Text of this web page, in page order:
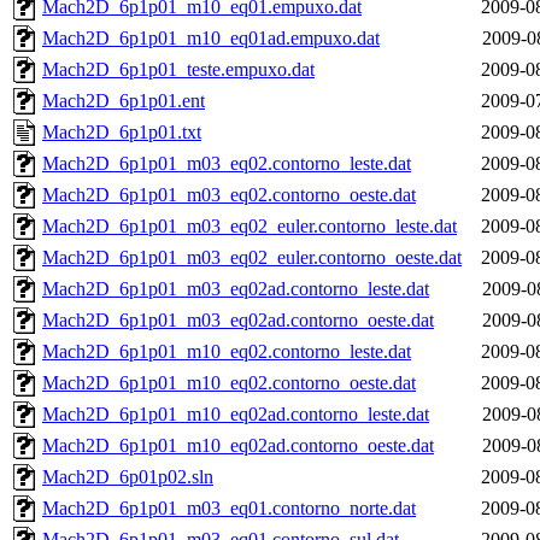
Mach2D_6p1p01_m10_eq01.empuxo.dat
2009-
Mach2D_6p1p01_m10_eq01ad.empuxo.dat
2009-
Mach2D_6p1p01_teste.empuxo.dat
2009-
Mach2D_6p1p01.ent
2009-
Mach2D_6p1p01.txt
2009-
Mach2D_6p1p01_m03_eq02.contorno_leste.dat
2009-
Mach2D_6p1p01_m03_eq02.contorno_oeste.dat
2009-
Mach2D_6p1p01_m03_eq02_euler.contorno_leste.dat
2009-
Mach2D_6p1p01_m03_eq02_euler.contorno_oeste.dat
2009-
Mach2D_6p1p01_m03_eq02ad.contorno_leste.dat
2009-
Mach2D_6p1p01_m03_eq02ad.contorno_oeste.dat
2009-
Mach2D_6p1p01_m10_eq02.contorno_leste.dat
2009-
Mach2D_6p1p01_m10_eq02.contorno_oeste.dat
2009-
Mach2D_6p1p01_m10_eq02ad.contorno_leste.dat
2009-
Mach2D_6p1p01_m10_eq02ad.contorno_oeste.dat
2009-
Mach2D_6p01p02.sln
2009-
Mach2D_6p1p01_m03_eq01.contorno_norte.dat
2009-